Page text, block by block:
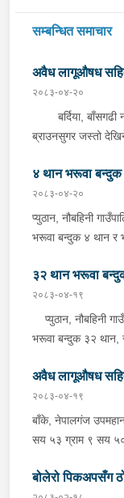
सम्बन्धित समाचार
अवैध लागूऔषध
२०८३-०४-२०
बर्दिया, बाँसगढी
ब्राउनसुगर जस्तो
नगरपालिका-६ बस्ने २४
छन् । इलाका प्रहरी
बासगढीतर्फ आउँदै
उनीहरूलाई उक्त
४ थान भरूवा बन्दुक
२०८३-०४-२०
प्युठान, नौबहिनी
भरूवा बन्दुक ४ थान र
उक्त बन्दुक फेला पारी
अनुसन्धान गरिरहेको छ ।
३२ थान भरूवा
२०८३-०४-१९
प्युठान, नौबहिनी
भरूवा बन्दुक ३२ थान,
प्रहरी कार्यालय
बरामद गरेको हो ।
छ ।
अवैध लागूऔषध
२०८३-०४-१९
बाँके, नेपालगंज
सय ५३ ग्राम ९ सय ५०
वर्षीय सुशिल भण्डारी
बोलेरो पिकअपसँग